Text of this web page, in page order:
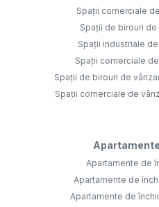
Spații comerciale
Spații de birouri
Spații industriale
Spații comerciale
Spații de birouri de
Spații comerciale de
Apartamente de
Apartamente de
Apartamente de